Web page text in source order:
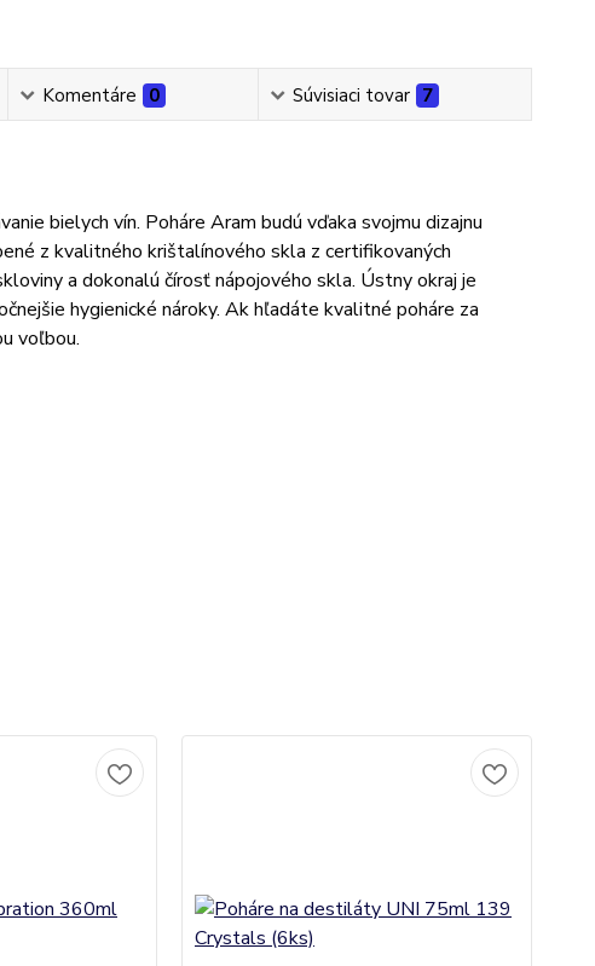
Komentáre 0 Súvisiaci tovar 7
bielych vín. Poháre Aram budú vďaka svojmu dizajnu
z kvalitného krištalínového skla z certifikovaných
a dokonalú čírosť nápojového skla. Ústny okraj je
hygienické nároky. Ak hľadáte kvalitné poháre za
voľbou.